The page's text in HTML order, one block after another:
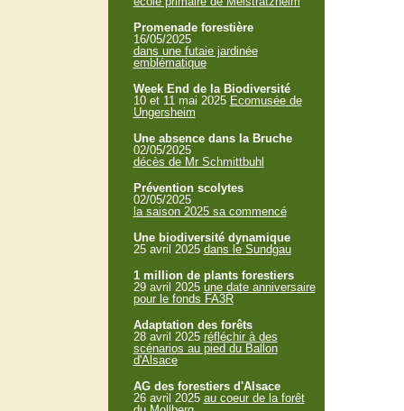
Promenade forestière
16/05/2025
dans une futaie jardinée
emblématique
Week End de la Biodiversité
10 et 11 mai 2025 Ecomusée de
Ungersheim
Une absence dans la Bruche
02/05/2025
décès de Mr Schmittbuhl
Prévention scolytes
02/05/2025
la saison 2025 sa commencé
Une biodiversité dynamique
25 avril 2025 dans le Sundgau
1 million de plants forestiers
29 avril 2025 une date anniversaire
pour le fonds FA3R
Adaptation des forêts
28 avril 2025 réfléchir à des
scénarios au pied du Ballon
d'Alsace
AG des forestiers d'Alsace
26 avril 2025 au coeur de la forêt